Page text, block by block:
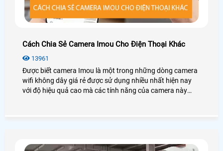
Cách Chia Sẻ Camera Imou Cho Điện Thoại Khác
13961
Được biết camera Imou là một trong những dòng camera
wifi không dây giá rẻ được sử dụng nhiều nhất hiện nay
với độ hiệu quả cao mà các tính năng của camera này